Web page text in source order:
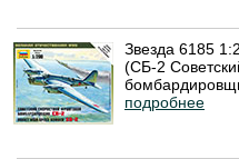
Звезда 6185
(СБ-2
подробнее